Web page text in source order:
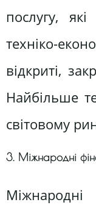
послугу,
техніко-
відкриті,
Найбільше
світовому
3. Міжнародні